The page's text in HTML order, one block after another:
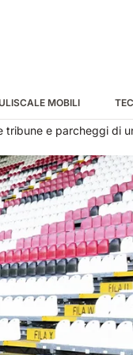
MOBILI
E55
tribune e parcheggi di